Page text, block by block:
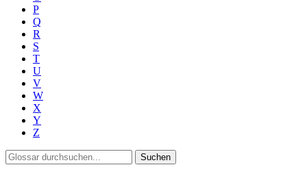
P
Q
R
S
T
U
V
W
X
Y
Z
Suchen